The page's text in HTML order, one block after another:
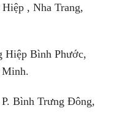
, Nha Trang,
Hiệp Bình Phước,
Minh.
Bình Trưng Đông,